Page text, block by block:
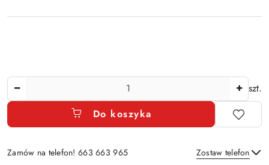
szt.
Do koszyka
Zamów na telefon! 663 663 965 Zostaw telefon